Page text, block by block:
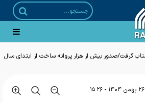
گرفت/صدور بیش از هزار پروانه ساخت از ابتدای سال
۲۶ بهمن ۱۴۰۴ - ۱۵:۲۶